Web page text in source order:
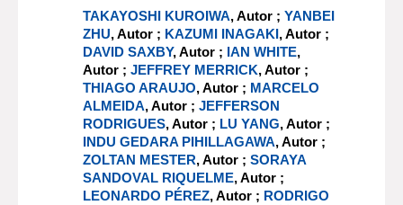
TAKAYOSHI KUROIWA, Autor ;YANBEI
ZHU, Autor ; KAZUMI INAGAKI, Autor ;
DAVID SAXBY, Autor ; IAN WHITE,
Autor ;JEFFREY MERRICK, Autor ;
THIAGO ARAUJO, Autor ; MARCELO
ALMEIDA, Autor ;JEFFERSON
RODRIGUES, Autor ; LU YANG, Autor ;
INDU GEDARA PIHILLAGAWA, Autor ;
ZOLTAN MESTER, Autor ;SORAYA
SANDOVAL RIQUELME, Autor ;
LEONARDO PÉREZ, Autor ; RODRIGO